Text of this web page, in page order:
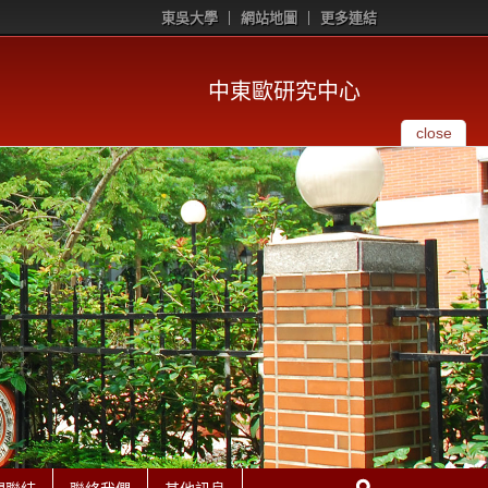
東吳大學 網站地圖 更多連結
中東歐研究中心
close